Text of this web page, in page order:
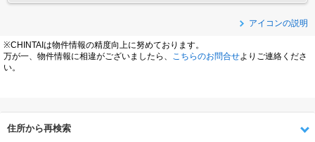
アイコンの説明
※CHINTAIは物件情報の精度向上に努めております。
万が一、物件情報に相違がございましたら、
こちらのお問合せよりご連絡くださ
い。
住所から再検索